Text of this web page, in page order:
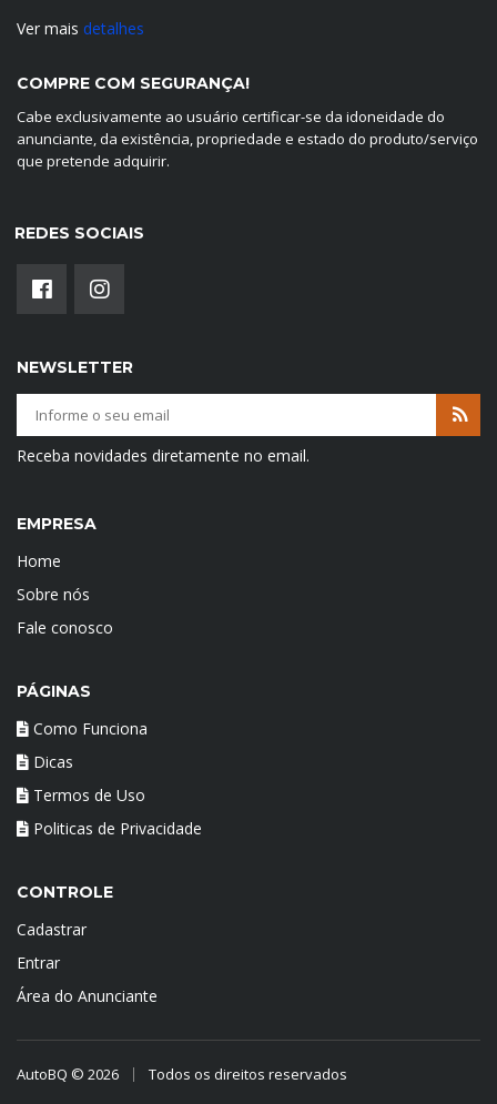
Ver mais detalhes
COMPRE COM SEGURANÇA!
Cabe exclusivamente ao usuário certificar-se da idoneidade do
anunciante, da existência, propriedade e estado do produto/serviço
que pretende adquirir.
REDES SOCIAIS
NEWSLETTER
Receba novidades diretamente no email.
EMPRESA
Home
Sobre nós
Fale conosco
PÁGINAS
Como Funciona
Dicas
Termos de Uso
Politicas de Privacidade
CONTROLE
Cadastrar
Entrar
Área do Anunciante
AutoBQ © 2026 Todos os direitos reservados